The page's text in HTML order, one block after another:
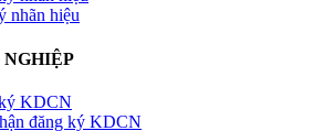
nhãn hiệu
NGHIỆP
KDCN
đăng ký KDCN